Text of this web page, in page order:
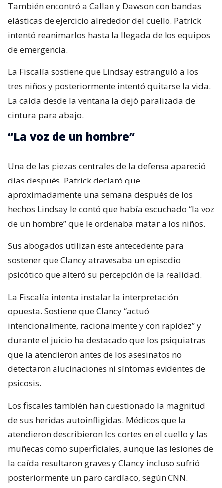
También encontró a Callan y Dawson con bandas
elásticas de ejercicio alrededor del cuello. Patrick
intentó reanimarlos hasta la llegada de los equipos
de emergencia.
La Fiscalía sostiene que Lindsay estranguló a los
tres niños y posteriormente intentó quitarse la vida.
La caída desde la ventana la dejó paralizada de
cintura para abajo.
“La voz de un hombre”
Una de las piezas centrales de la defensa apareció
días después. Patrick declaró que
aproximadamente una semana después de los
hechos Lindsay le contó que había escuchado “la voz
de un hombre” que le ordenaba matar a los niños.
Sus abogados utilizan este antecedente para
sostener que Clancy atravesaba un episodio
psicótico que alteró su percepción de la realidad.
La Fiscalía intenta instalar la interpretación
opuesta. Sostiene que Clancy “actuó
intencionalmente, racionalmente y con rapidez” y
durante el juicio ha destacado que los psiquiatras
que la atendieron antes de los asesinatos no
detectaron alucinaciones ni síntomas evidentes de
psicosis.
Los fiscales también han cuestionado la magnitud
de sus heridas autoinfligidas. Médicos que la
atendieron describieron los cortes en el cuello y las
muñecas como superficiales, aunque las lesiones de
la caída resultaron graves y Clancy incluso sufrió
posteriormente un paro cardíaco, según CNN.